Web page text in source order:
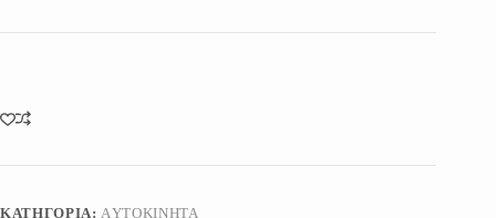
ΚΑΤΗΓΟΡΊΑ:AΥΤΟΚΊΝΗΤΑ